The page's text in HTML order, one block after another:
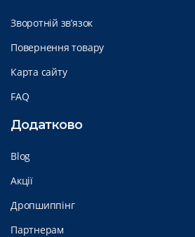
Зворотній зв’язок
Повернення товару
Карта сайту
FAQ
Додатково
Blog
Акції
Дропшиппінг
Партнерам